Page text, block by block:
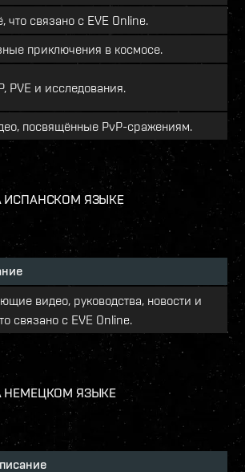
что связано с EVE Online.
приключения в космосе.
PVE и исследования.
посвящённые PvP-сражениям.
ИСПАНСКОМ ЯЗЫКЕ
видео, руководства, новости и
связано с EVE Online.
НЕМЕЦКОМ ЯЗЫКЕ